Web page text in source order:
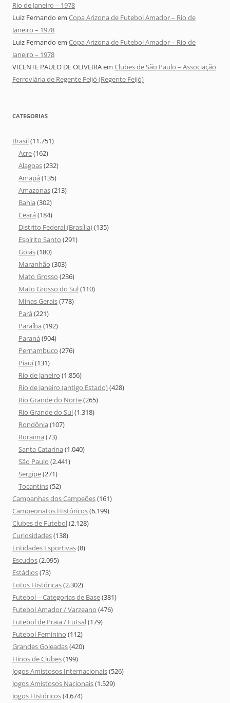
Rio de Janeiro – 1978
Luiz Fernando em Copa Arizona de Futebol Amador – Rio de
Janeiro – 1978
Luiz Fernando em Copa Arizona de Futebol Amador – Rio de
Janeiro – 1978
VICENTE PAULO DE OLIVEIRAem Clubes de São Paulo – Associação
Ferroviária de Regente Feijó (Regente Feijó)
CATEGORIAS
Brasil(11.751)
Acre(162)
Alagoas(232)
Amapá (135)
Amazonas(213)
Bahia (302)
Ceará (184)
Distrito Federal (Brasília)(135)
Espírito Santo (291)
Goiás(180)
Maranhão (303)
Mato Grosso (236)
Mato Grosso do Sul(110)
Minas Gerais(778)
Pará (221)
Paraíba (192)
Paraná (904)
Pernambuco (276)
Piauí(131)
Rio de Janeiro (1.856)
Rio de Janeiro (antigo Estado)(428)
Rio Grande do Norte(265)
Rio Grande do Sul(1.318)
Rondônia (107)
Roraima (73)
Santa Catarina (1.040)
São Paulo (2.441)
Sergipe(271)
Tocantins(52)
Campanhas dos Campeões(161)
Campeonatos Históricos(6.199)
Clubes de Futebol(2.128)
Curiosidades(138)
Entidades Esportivas(8)
Escudos(2.095)
Estádios(73)
Fotos Históricas(2.302)
Futebol – Categorias de Base(381)
Futebol Amador / Varzeano (476)
Futebol de Praia / Futsal(179)
Futebol Feminino (112)
Grandes Goleadas(420)
Hinos de Clubes(199)
Jogos Amistosos Internacionais(526)
Jogos Amistosos Nacionais(1.529)
Jogos Históricos(4.674)